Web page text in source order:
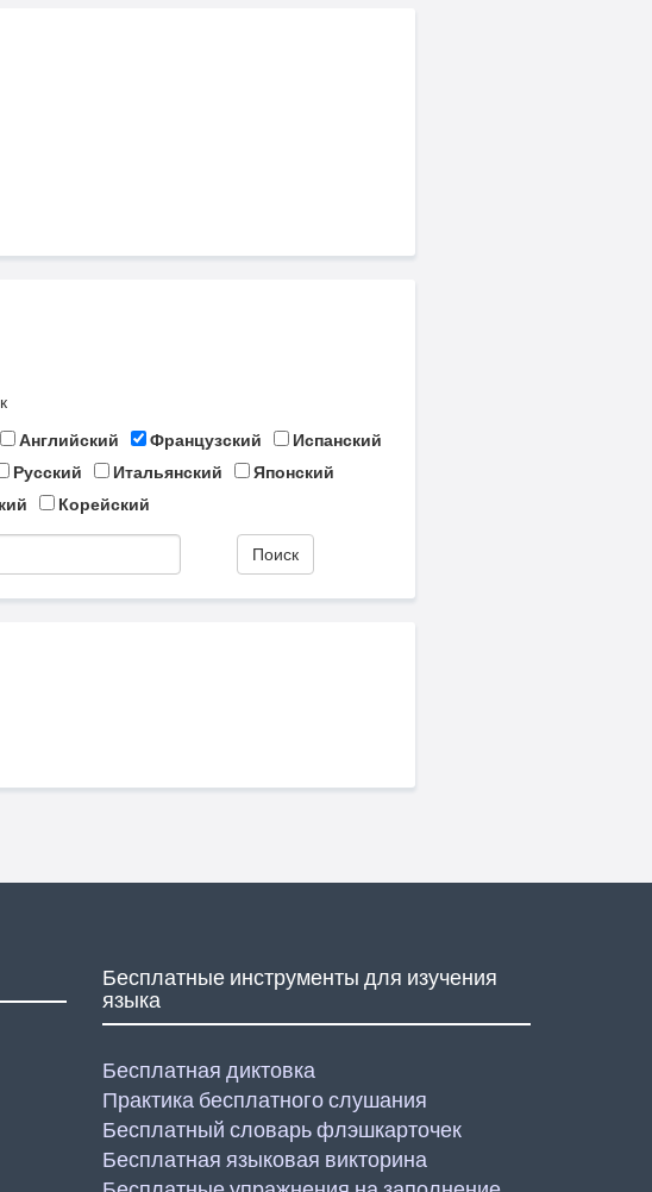
Английский Французский
Испанский
Русский Итальянский
Японский
Корейский
Поиск
Бесплатные инструменты для изучения
языка
Бесплатная диктовка
Практика бесплатного слушания
Бесплатный словарь флэшкарточек
Бесплатная языковая викторина